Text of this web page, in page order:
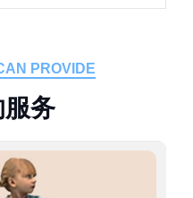
PROVIDE
服务